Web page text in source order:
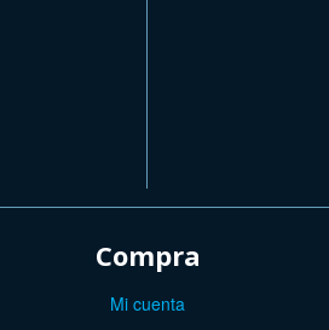
Compra
Mi cuenta